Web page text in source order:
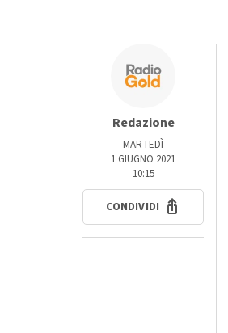
Redazione
MARTEDÌ
1 GIUGNO 2021
10:15
CONDIVIDI